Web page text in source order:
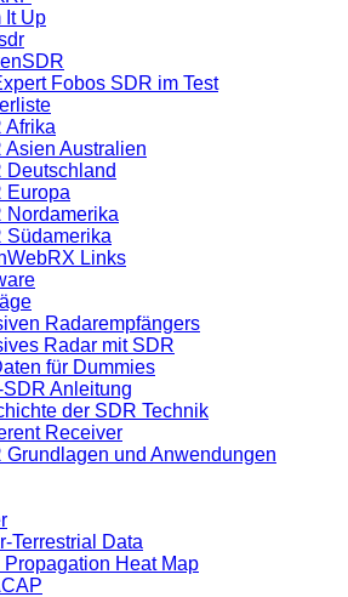
It Up
Fobos SDR im Test
Afrika
Asien Australien
Deutschland
Europa
Nordamerika
Südamerika
Links
Radarempfängers
Radar mit SDR
für Dummies
SDR Anleitung
der SDR Technik
Receiver
Grundlagen und Anwendungen
Terrestrial Data
Propagation Heat Map